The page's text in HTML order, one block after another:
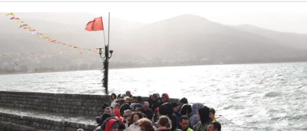
ИСТОРИЈАТ НА ЦКРМ
ИСТОРИЈАТ НА ДВИЖЕЊЕТО